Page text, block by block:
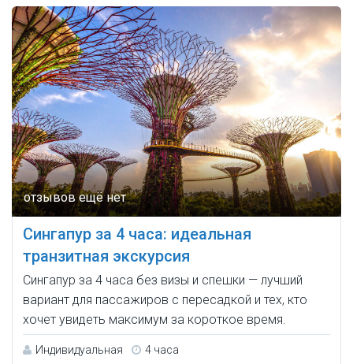
Сингапур за 4 часа: идеальная
транзитная экскурсия
Сингапур за 4 часа без визы и спешки — лучший
вариант для пассажиров с пересадкой и тех, кто
хочет увидеть максимум за короткое время.
Индивидуальная 4 часа